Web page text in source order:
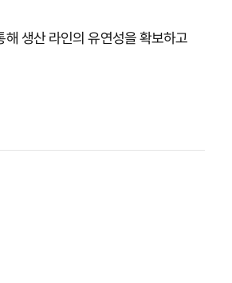
생산 라인의 유연성을 확보하고